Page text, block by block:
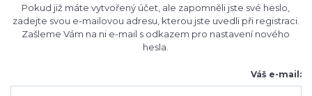
Pokud již máte vytvořený účet, ale zapomněli jste své heslo,
zadejte svou e-mailovou adresu, kterou jste uvedli při registraci.
Zašleme Vám na ni e-mail s odkazem pro nastavení nového
hesla.
Váš e-mail: